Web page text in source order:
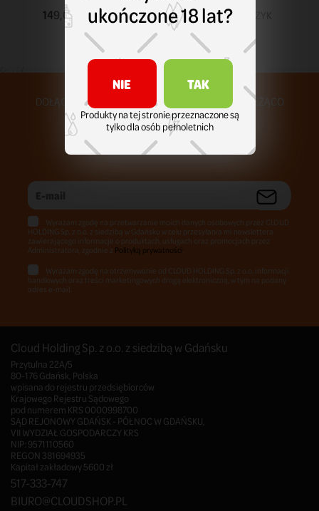
149,00 zł KOSZYK
DOŁĄCZ DO NASZEJ SPOŁECZNOŚCI I BĄDŹ NA BIEŻĄCO
Wyrażam zgodę na przetwarzanie moich danych osobowych przez CLOUD
HOLDING Sp. z o.o. z siedzibą w Gdańsku w celu przesyłania mi newslettera
zawierającego informacje o produktach, usługach oraz promocjach przez
Administratora, zgodnie z Polityką prywatności
Wyrażam zgodę na otrzymywanie od CLOUD HOLDING Sp. z o.o. informacji
handlowych oraz treści marketingowych drogą elektroniczną, w tym na podany
adres e-mail.
Cloud Holding Sp. z o.o. z siedzibą w Gdańsku
Przytulna 22A/5
80-176 Gdańsk, Polska
wpisana do rejestru przedsiębiorców
Krajowego Rejestru Sądowego
pod numerem KRS 0000998700
SĄD REJONOWY GDAŃSK - PÓŁNOC W GDAŃSKU,
VII WYDZIAŁ GOSPODARCZY KRS
NIP: 9571110560
REGON 381694935
Kapitał zakładowy 5600 zł
517-333-747
BIURO@CLOUDSHOP.PL
ukończone 18 lat?
NIE TAK
Produkty na tej stronie przeznaczone są
tylko dla osób pełnoletnich